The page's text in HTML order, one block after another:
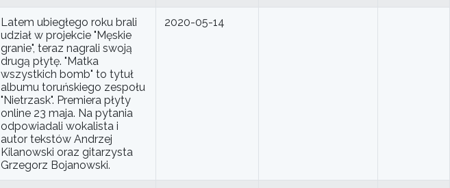
Latem ubiegłego roku brali
udział w projekcie "Męskie
granie", teraz nagrali swoją
drugą płytę. "Matka
wszystkich bomb" to tytuł
albumu toruńskiego zespołu
"Nietrzask". Premiera płyty
online 23 maja. Na pytania
odpowiadali wokalista i
autor tekstów Andrzej
Kilanowski oraz gitarzysta
Grzegorz Bojanowski.
2020-05-14